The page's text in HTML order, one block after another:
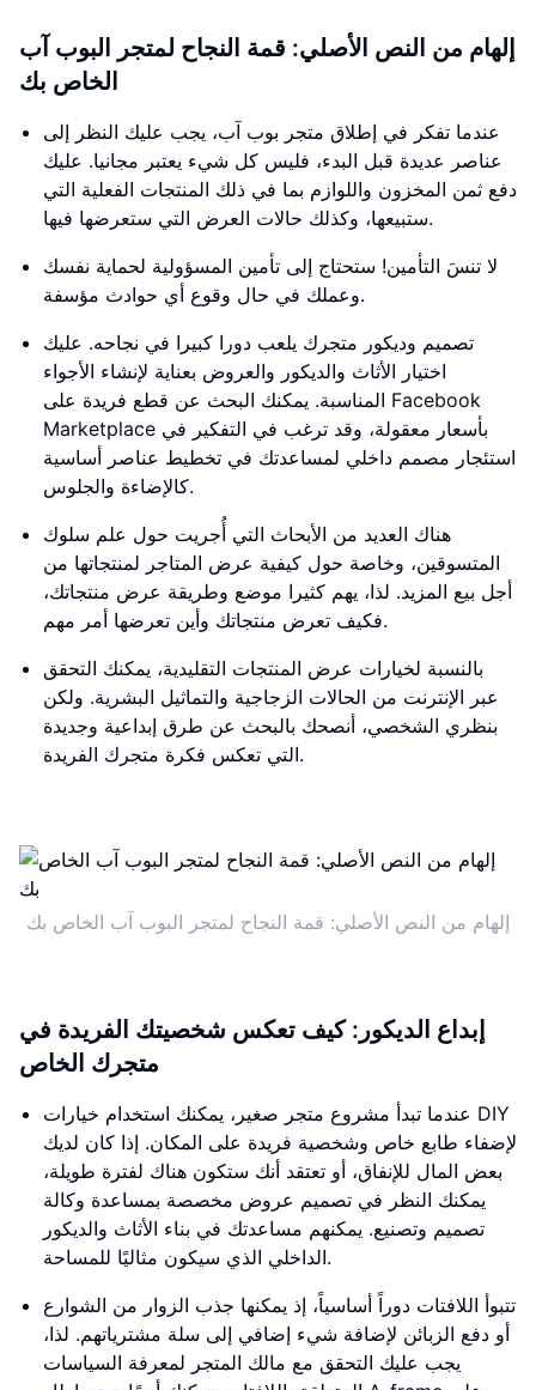
إلهام من النص الأصلي: قمة النجاح لمتجر البوب ​​آب
الخاص بك
عندما تفكر في إطلاق متجر بوب ​​آب، يجب عليك النظر إلى
عناصر عديدة قبل البدء، فليس كل شيء يعتبر مجانيا. عليك
دفع ثمن المخزون واللوازم بما في ذلك المنتجات الفعلية التي
ستبيعها، وكذلك حالات العرض التي ستعرضها فيها.
لا تنسَ التأمين! ستحتاج إلى تأمين المسؤولية لحماية نفسك
وعملك في حال وقوع أي حوادث مؤسفة.
تصميم وديكور متجرك يلعب دورا كبيرا في نجاحه. عليك
اختيار الأثاث والديكور والعروض بعناية لإنشاء الأجواء
المناسبة. يمكنك البحث عن قطع فريدة على Facebook
Marketplace بأسعار معقولة، وقد ترغب في التفكير في
استئجار مصمم داخلي لمساعدتك في تخطيط عناصر أساسية
كالإضاءة والجلوس.
هناك العديد من الأبحاث التي أُجريت حول علم سلوك
المتسوقين، وخاصة حول كيفية عرض المتاجر لمنتجاتها من
أجل بيع المزيد. لذا، يهم كثيرا موضع وطريقة عرض منتجاتك،
فكيف تعرض منتجاتك وأين تعرضها أمر مهم.
بالنسبة لخيارات عرض المنتجات التقليدية، يمكنك التحقق
عبر الإنترنت من الحالات الزجاجية والتماثيل البشرية. ولكن
بنظري الشخصي، أنصحك بالبحث عن طرق إبداعية وجديدة
التي تعكس فكرة متجرك الفريدة.
إلهام من النص الأصلي: قمة النجاح لمتجر البوب ​​آب الخاص بك
إبداع الديكور: كيف تعكس شخصيتك الفريدة في
متجرك الخاص
عندما تبدأ مشروع متجر صغير، يمكنك استخدام خيارات DIY
لإضفاء طابع خاص وشخصية فريدة على المكان. إذا كان لديك
بعض المال للإنفاق، أو تعتقد أنك ستكون هناك لفترة طويلة،
يمكنك النظر في تصميم عروض مخصصة بمساعدة وكالة
تصميم وتصنيع. يمكنهم مساعدتك في بناء الأثاث والديكور
الداخلي الذي سيكون مثاليًا للمساحة.
تتبوأ اللافتات دوراً أساسياً، إذ يمكنها جذب الزوار من الشوارع
أو دفع الزبائن لإضافة شيء إضافي إلى سلة مشترياتهم. لذا،
يجب عليك التحقق مع مالك المتجر لمعرفة السياسات